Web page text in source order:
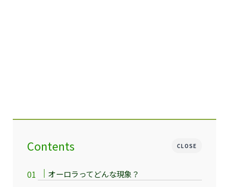
CLOSE
Contents
オーロラってどんな現象？